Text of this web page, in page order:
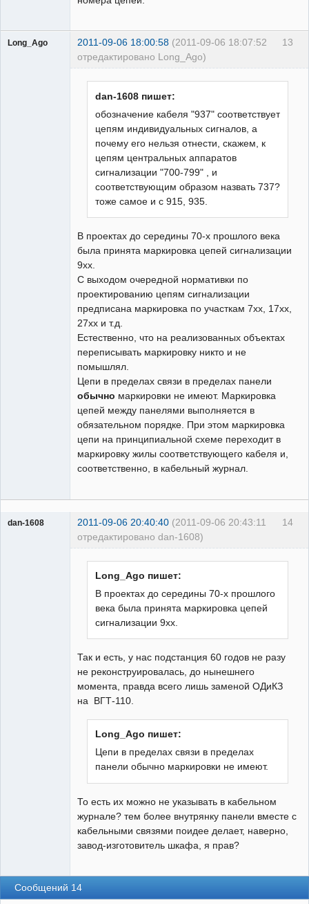
13
Long_Ago 2011-09-06 18:00:58 (2011-09-06 18:07:52
отредактировано Long_Ago)
dan-1608 пишет:
обозначение кабеля "937" соответствует
цепям индивидуальных сигналов, а
почему его нельзя отнести, скажем, к
цепям центральных аппаратов
сигнализации "700-799" , и
соответствующим образом назвать 737?
тоже самое и с 915, 935.
В проектах до середины 70-х прошлого века
была принята маркировка цепей сигнализации
9хх.
С выходом очередной нормативки по
проектированию цепям сигнализации
предписана маркировка по участкам 7хх, 17хх,
27хх и т.д.
Естественно, что на реализованных объектах
переписывать маркировку никто и не
помышлял.
Цепи в пределах связи в пределах панели
обычно маркировки не имеют. Маркировка
цепей между панелями выполняется в
обязательном порядке. При этом маркировка
цепи на принципиальной схеме переходит в
маркировку жилы соответствующего кабеля и,
соответственно, в кабельный журнал.
14
dan-1608 2011-09-06 20:40:40 (2011-09-06 20:43:11
отредактировано dan-1608)
Long_Ago пишет:
В проектах до середины 70-х прошлого
века была принята маркировка цепей
сигнализации 9хх.
Так и есть, у нас подстанция 60 годов не разу
не реконструировалась, до нынешнего
момента, правда всего лишь заменой ОДиКЗ
на ВГТ-110.
Long_Ago пишет:
Цепи в пределах связи в пределах
панели обычно маркировки не имеют.
То есть их можно не указывать в кабельном
журнале? тем более внутрянку панели вместе с
кабельными связями поидее делает, наверно,
завод-изготовитель шкафа, я прав?
Сообщений 14